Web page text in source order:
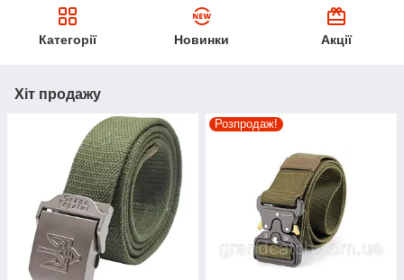
Категорії Новинки Акції
Хіт продажу
Розпродаж!